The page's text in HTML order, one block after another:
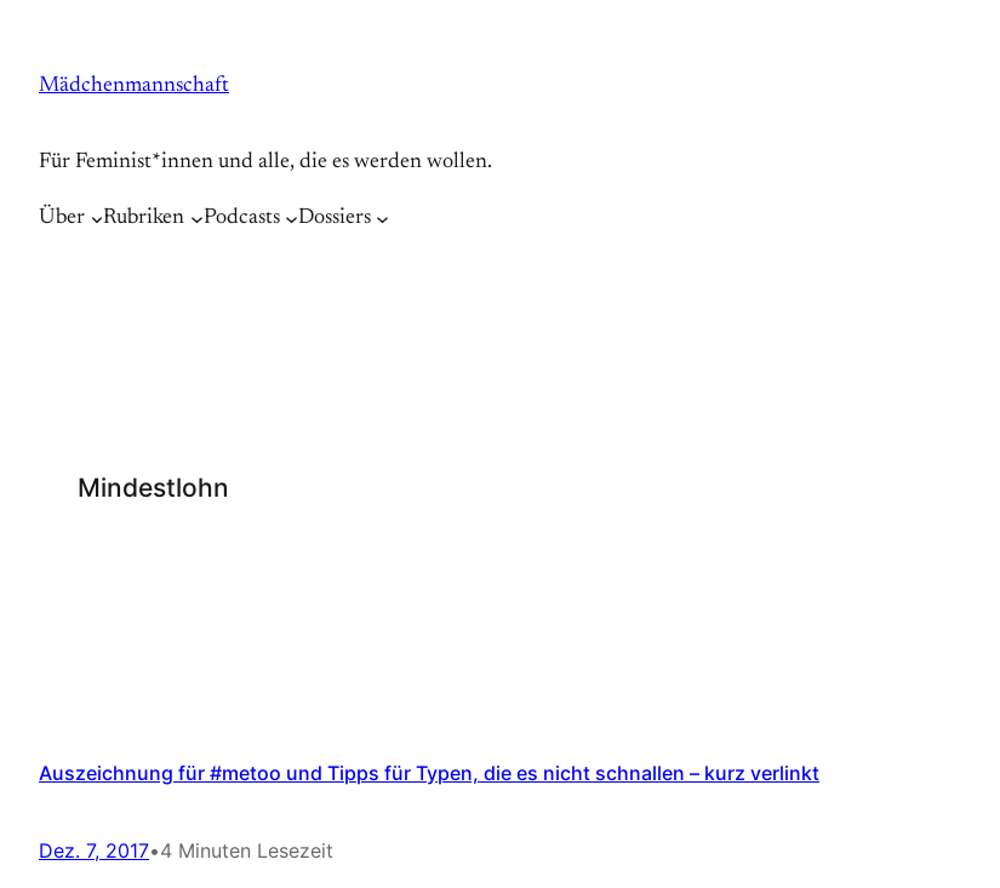
springen
Mädchenmannschaft
Für Feminist*innen und alle, die es werden wollen.
Über Rubriken Podcasts Dossiers
Mindestlohn
Auszeichnung für #metoo und Tipps für Typen, die es nicht schnallen – kurz verlinkt
Dez. 7, 2017•4 Minuten Lesezeit